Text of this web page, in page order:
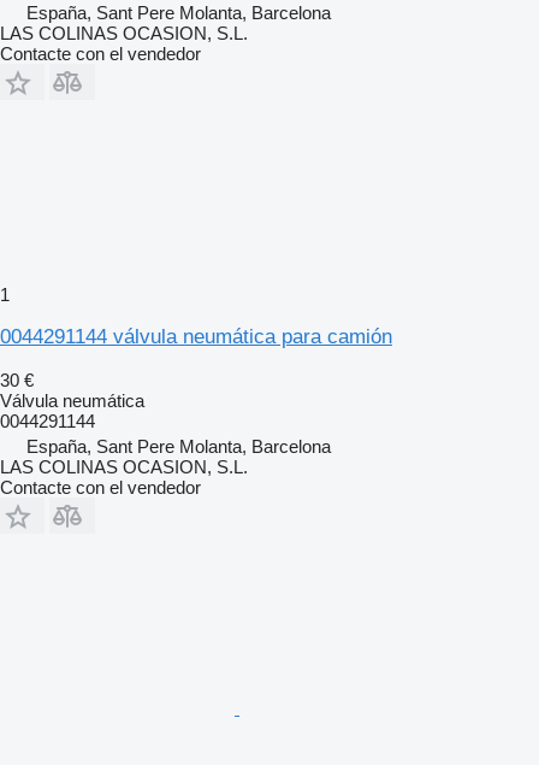
España, Sant Pere Molanta, Barcelona
LAS COLINAS OCASION, S.L.
Contacte con el vendedor
1
0044291144 válvula neumática para camión
30 €
Válvula neumática
0044291144
España, Sant Pere Molanta, Barcelona
LAS COLINAS OCASION, S.L.
Contacte con el vendedor